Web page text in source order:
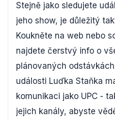
Stejně jako sledujete
jeho show, je důležitý
Koukněte na web nebo
najdete čerstvý info o
plánovaných
události Luďka Staňka
komunikaci jako UPC -
jejich kanály, abyste